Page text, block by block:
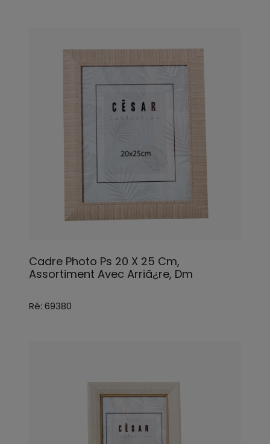
Cadre Photo Ps 20 X 25 Cm,
Assortiment Avec Arriã¿re, Dm
Ré: 69380